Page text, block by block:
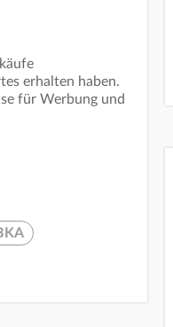
erhalten haben.
für Werbung und